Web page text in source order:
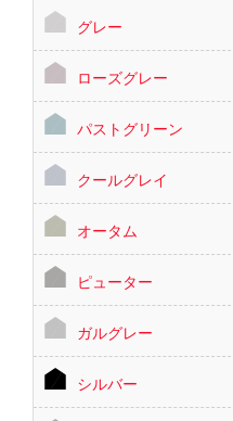
グレー
ローズグレー
パストグリーン
クールグレイ
オータム
ピューター
ガルグレー
シルバー